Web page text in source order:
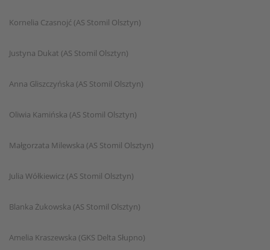
Kornelia Czasnojć (AS Stomil Olsztyn)
Justyna Dukat (AS Stomil Olsztyn)
Anna Gliszczyńska (AS Stomil Olsztyn)
Oliwia Kamińska (AS Stomil Olsztyn)
Małgorzata Milewska (AS Stomil Olsztyn)
Julia Wółkiewicz (AS Stomil Olsztyn)
Blanka Żukowska (AS Stomil Olsztyn)
Amelia Kraszewska (GKS Delta Słupno)